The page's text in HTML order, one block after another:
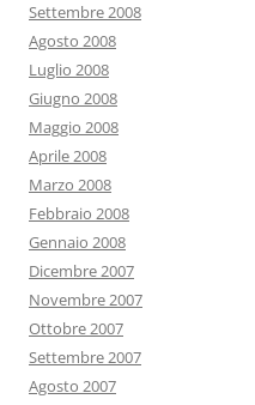
Settembre 2008
Agosto 2008
Luglio 2008
Giugno 2008
Maggio 2008
Aprile 2008
Marzo 2008
Febbraio 2008
Gennaio 2008
Dicembre 2007
Novembre 2007
Ottobre 2007
Settembre 2007
Agosto 2007